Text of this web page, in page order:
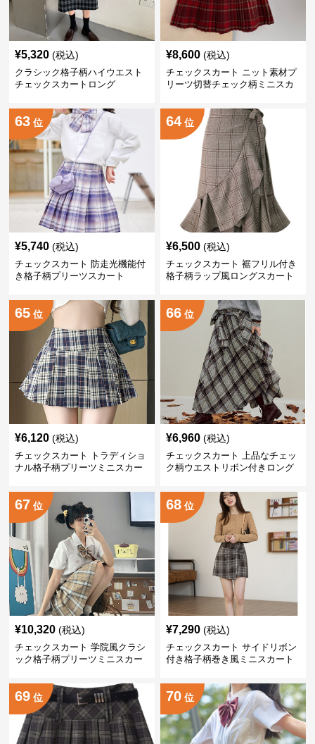
¥5,320 (税込)
クラシック格子柄ハイウエスト
チェックスカートロング
¥8,600 (税込)
チェックスカート ニット素材プ
リーツ切替チェック柄ミニスカ
63 位
¥5,740 (税込)
チェックスカート 防走光機能付
き格子柄プリーツスカート
64 位
¥6,500 (税込)
チェックスカート 裾フリル付き
格子柄ラップ風ロングスカート
65 位
¥6,120 (税込)
チェックスカート トラディショ
ナル格子柄プリーツミニスカー
66 位
¥6,960 (税込)
チェックスカート 上品なチェッ
ク柄ウエストリボン付きロング
67 位
¥10,320 (税込)
チェックスカート 学院風クラシ
ック格子柄プリーツミニスカー
68 位
¥7,290 (税込)
チェックスカート サイドリボン
付き格子柄巻き風ミニスカート
69 位 70 位